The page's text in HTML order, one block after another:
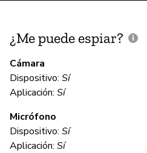
¿Me puede espiar?
Cámara
Dispositivo: Sí
Aplicación: Sí
Micrófono
Dispositivo: Sí
Aplicación: Sí